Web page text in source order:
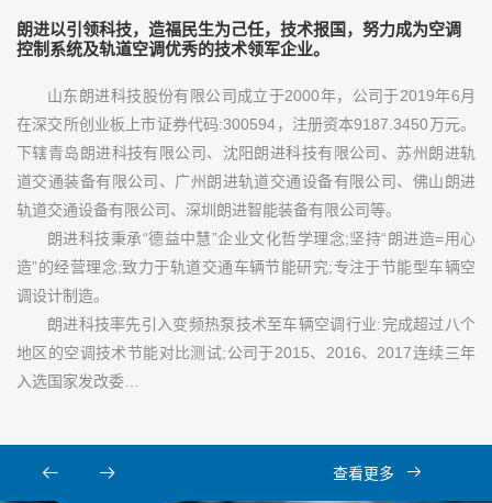
朗进以引领科技，造福民生为己任，技术报国，努力成为空调
控制系统及轨道空调优秀的技术领军企业。
山东朗进科技股份有限公司成立于2000年，公司于2019年6月
在深交所创业板上市证券代码:300594，注册资本9187.3450万元。
下辖青岛朗进科技有限公司、沈阳朗进科技有限公司、苏州朗进轨
道交通装备有限公司、广州朗进轨道交通设备有限公司、佛山朗进
轨道交通设备有限公司、深圳朗进智能装备有限公司等。
朗进科技秉承“德益中慧”企业文化哲学理念;坚持“朗进造=用心
造”的经营理念;致力于轨道交通车辆节能研究;专注于节能型车辆空
调设计制造。
朗进科技率先引入变频热泵技术至车辆空调行业:完成超过八个
地区的空调技术节能对比测试;公司于2015、2016、2017连续三年
入选国家发改委…
查看更多